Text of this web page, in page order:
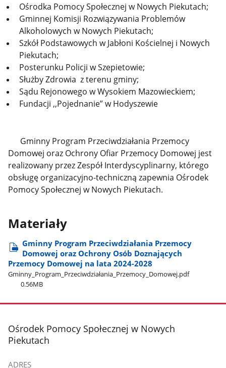
Ośrodka Pomocy Społecznej w Nowych Piekutach;
Gminnej Komisji Rozwiązywania Problemów
Alkoholowych w Nowych Piekutach;
Szkół Podstawowych w Jabłoni Kościelnej i Nowych
Piekutach;
Posterunku Policji w Szepietowie;
Służby Zdrowia z terenu gminy;
Sądu Rejonowego w Wysokiem Mazowieckiem;
Fundacji ,,Pojednanie” w Hodyszewie
Gminny Program Przeciwdziałania Przemocy
Domowej oraz Ochrony Ofiar Przemocy Domowej jest
realizowany przez Zespół Interdyscyplinarny, którego
obsługę organizacyjno-techniczną zapewnia Ośrodek
Pomocy Społecznej w Nowych Piekutach.
Materiały
Gminny Program Przeciwdziałania Przemocy
Domowej oraz Ochrony Osób Doznających
Przemocy Domowej na lata 2024-2028
Gminny​_Program​_Przeciwdziałania​_Przemocy​_Domowej.pdf
0.56MB
stopka
Ośrodek Pomocy Społecznej w Nowych
Piekutach
ADRES